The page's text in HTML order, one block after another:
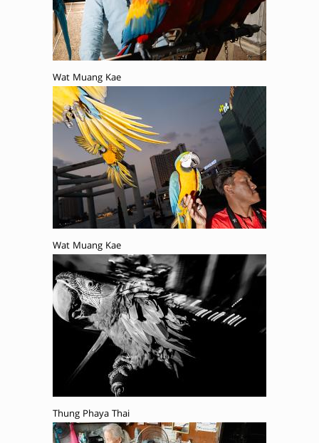
Wat Muang Kae
Wat Muang Kae
Thung Phaya Thai